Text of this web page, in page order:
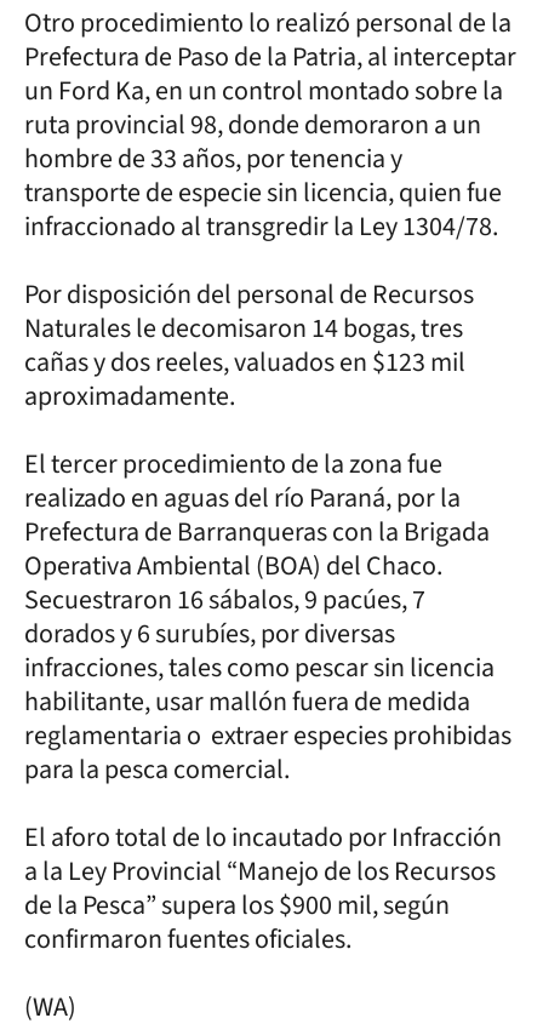
Otro procedimiento lo realizó personal de la
Prefectura de Paso de la Patria, al interceptar
un Ford Ka, en un control montado sobre la
ruta provincial 98, donde demoraron a un
hombre de 33 años, por tenencia y
transporte de especie sin licencia, quien fue
infraccionado al transgredir la Ley 1304/78.
Por disposición del personal de Recursos
Naturales le decomisaron 14 bogas, tres
cañas y dos reeles, valuados en $123 mil
aproximadamente.
El tercer procedimiento de la zona fue
realizado en aguas del río Paraná, por la
Prefectura de Barranqueras con la Brigada
Operativa Ambiental (BOA) del Chaco.
Secuestraron 16 sábalos, 9 pacúes, 7
dorados y 6 surubíes, por diversas
infracciones, tales como pescar sin licencia
habilitante, usar mallón fuera de medida
reglamentaria o extraer especies prohibidas
para la pesca comercial.
El aforo total de lo incautado por Infracción
a la Ley Provincial “Manejo de los Recursos
de la Pesca” supera los $900 mil, según
confirmaron fuentes oficiales.
(WA)